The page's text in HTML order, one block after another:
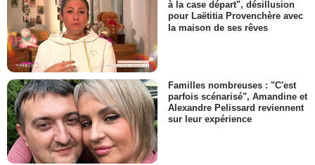
à la case départ", désillusion
pour Laëtitia Provenchère avec
la maison de ses rêves
Familles nombreuses : "C'est
parfois scénarisé", Amandine et
Alexandre Pelissard reviennent
sur leur expérience